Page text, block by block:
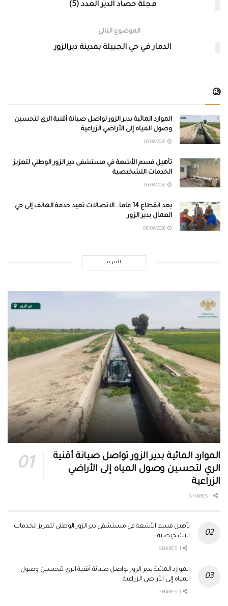
مجلة حصاد الدير العدد (5)
الموضوع التالي
الدمار في حي الجبيلة بمدينة ديرالزور
🧐
الموارد المائية بدير الزور تواصل صيانة أقنية الري لتحسين
وصول المياه إلى الأراضي الزراعية
تأهيل قسم الأشعة في مستشفى دير الزور الوطني لتعزيز
الخدمات التشخيصية
بعد انقطاع 14 عاماً.. الاتصالات تعيد خدمة الهاتف إلى حي
العمال بدير الزور
المزيد
الموارد المائية بدير الزور تواصل صيانة أقنية
الري لتحسين وصول المياه إلى الأراضي
الزراعية
تأهيل قسم الأشعة في مستشفى دير الزور الوطني لتعزيز الخدمات
التشخيصية
الموارد المائية بدير الزور تواصل صيانة أقنية الري لتحسين وصول
المياه إلى الأراضي الزراعية